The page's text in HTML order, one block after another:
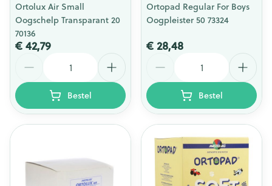
Ortolux Air Small
Oogschelp Transparant 20
70136
€ 42,79
Bestel
Ortopad Regular For Boys
Oogpleister 50 73324
€ 28,48
Bestel